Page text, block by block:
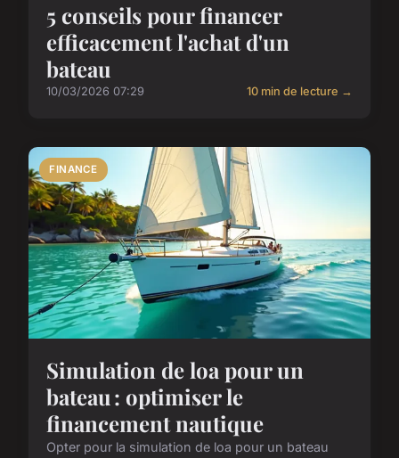
5 conseils pour financer
efficacement l'achat d'un
bateau
10/03/2026 07:29 10 min de lecture →
FINANCE
Simulation de loa pour un
bateau : optimiser le
financement nautique
Opter pour la simulation de loa pour un bateau